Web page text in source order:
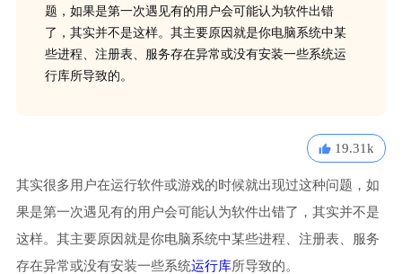
题，如果是第一次遇见有的用户会可能认为软件出错
了，其实并不是这样。其主要原因就是你电脑系统中某
些进程、注册表、服务存在异常或没有安装一些系统运
行库所导致的。
19.31k
其实很多用户在运行软件或游戏的时候就出现过这种问题，如
果是第一次遇见有的用户会可能认为软件出错了，其实并不是
这样。其主要原因就是你电脑系统中某些进程、注册表、服务
存在异常或没有安装一些系统运行库所导致的。